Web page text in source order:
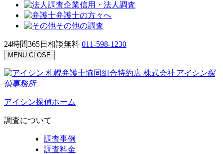
企業信用・法人調査
弁護士の方々へ
その他の調査
24時間365日相談無料 011-598-1230
MENU CLOSE
札幌弁護士協同組合特約店 株式会社 アイシン探
偵事務所
アイシン探偵ホーム
調査について
調査事例
調査料金